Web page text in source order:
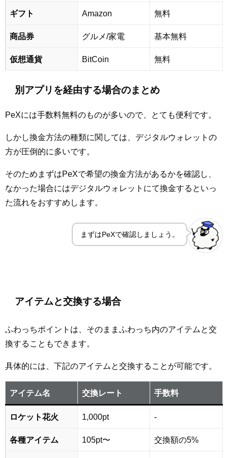
ギフト Amazon 無料
商品券 グルメ/家電 基本無料
仮想通貨 BitCoin 無料
別アプリを経由する場合のまとめ
PeXには手数料無料のものが多いので、とても便利です。
しかし換金方法の種類に関しては、デジタルウォレットの
方が圧倒的に多いです。
そのためまずはPeXで希望の換金方法があるかを確認し、
なかった場合にはデジタルウォレットにて換金するといっ
た流れをおすすめします。
まずはPeXで確認しましょう。
アイテムと交換する場合
ふわっちポイントは、そのままふわっち内のアイテムと交
換することもできます。
具体的には、下記のアイテムと交換することが可能です。
アイテム名 交換レート 手数料
ロケット花火 1,000pt -
各種アイテム 105pt〜 交換額の5%